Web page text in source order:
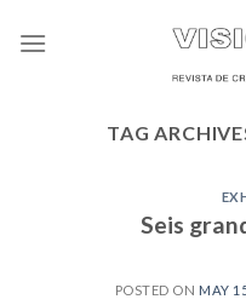
TAG
Seis
POSTED ON MAY